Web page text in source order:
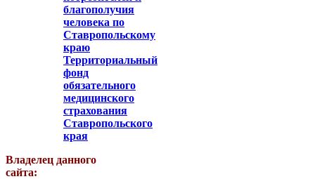
благополучия
человека по
Ставропольскому
краю
Территориальный
фонд
обязательного
медицинского
страхования
Ставропольского
края
Владелец данного
сайта: